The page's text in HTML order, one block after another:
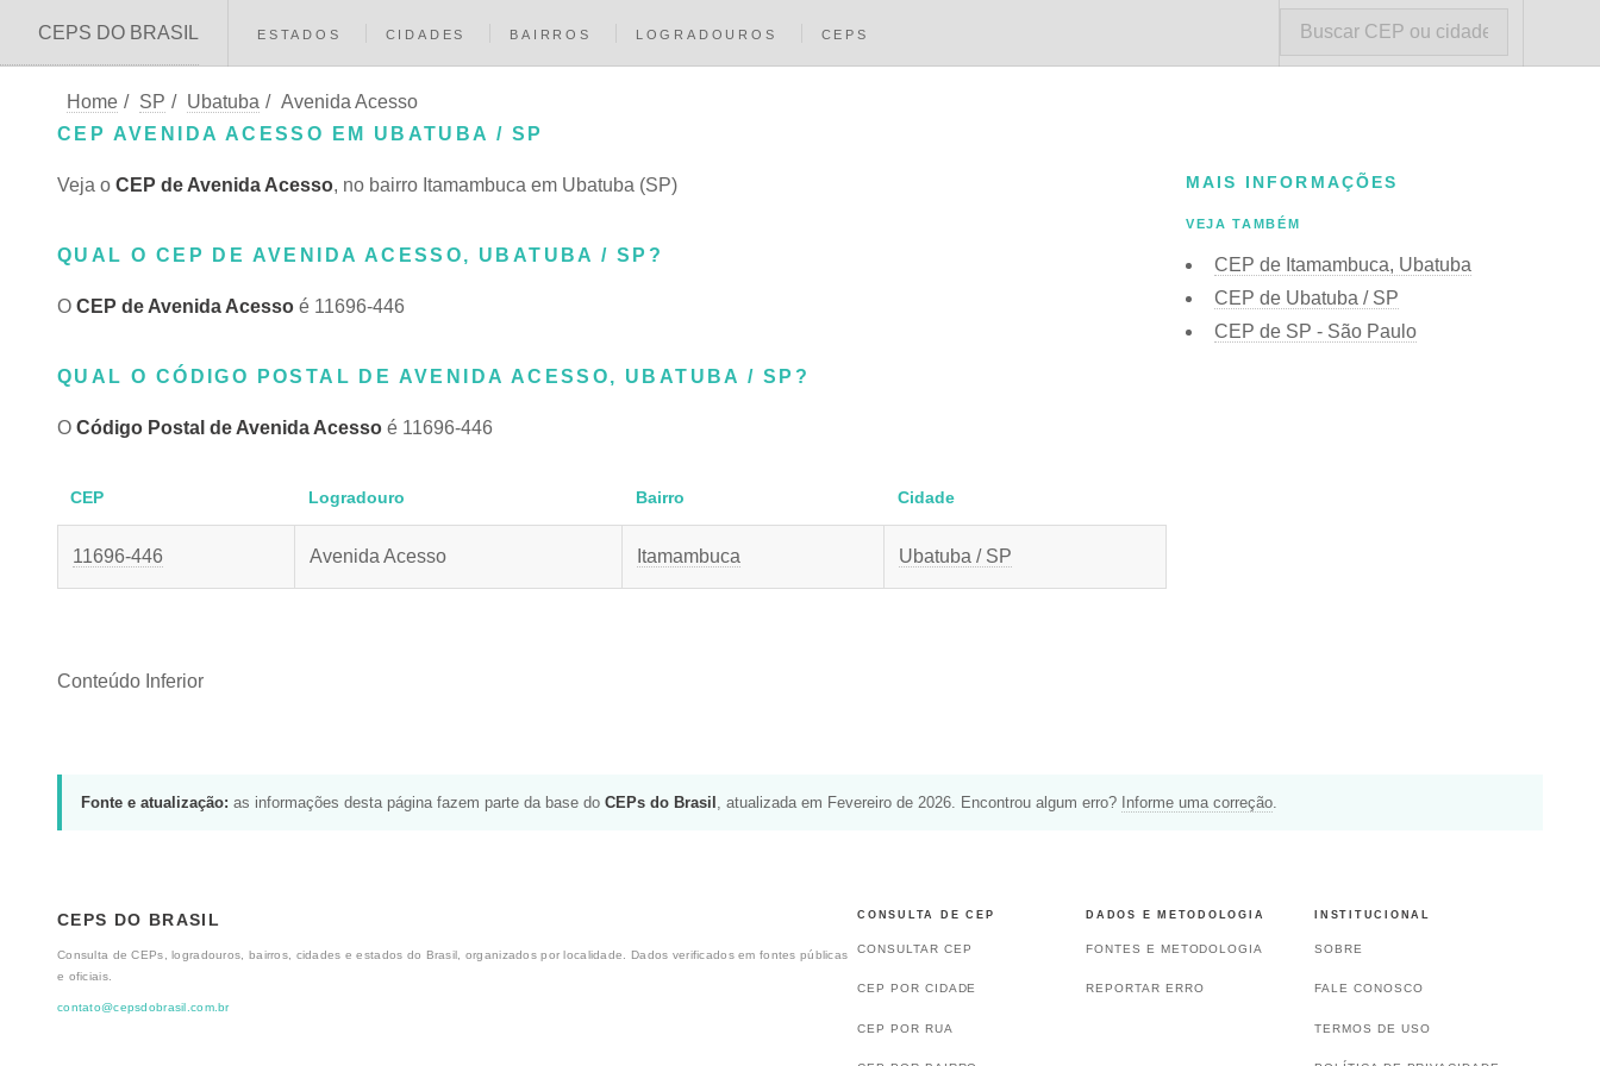
CEPS DO BRASIL ESTADOS CIDADES BAIRROS LOGRADOUROS CEPS
Home / SP / Ubatuba / Avenida Acesso
CEP AVENIDA ACESSO EM UBATUBA / SP
Veja o CEP de Avenida Acesso, no bairro Itamambuca em Ubatuba (SP)
QUAL O CEP DE AVENIDA ACESSO, UBATUBA / SP?
O CEP de Avenida Acesso é 11696-446
QUAL O CÓDIGO POSTAL DE AVENIDA ACESSO, UBATUBA / SP?
O Código Postal de Avenida Acesso é 11696-446
CEP Logradouro Bairro Cidade
11696-446 Avenida Acesso Itamambuca Ubatuba / SP
Conteúdo Inferior
MAIS INFORMAÇÕES
VEJA TAMBÉM
CEP de Itamambuca, Ubatuba
CEP de Ubatuba / SP
CEP de SP - São Paulo
Fonte e atualização: as informações desta página fazem parte da base do CEPs do Brasil , atualizada em Fevereiro de 2026. Encontrou algum erro? Informe uma correção
CEPS DO BRASIL
Consulta de CEPs, logradouros, bairros, cidades e estados do Brasil, organizados por localidade. Dados verificados em fontes públicas
e oficiais.
contato@cepsdobrasil.com.br
CONSULTA DE CEP
CONSULTAR CEP
CEP POR CIDADE
CEP POR RUA
DADOS E METODOLOGIA
FONTES E METODOLOGIA
REPORTAR ERRO
INSTITUCIONAL
SOBRE
FALE CONOSCO
TERMOS DE USO